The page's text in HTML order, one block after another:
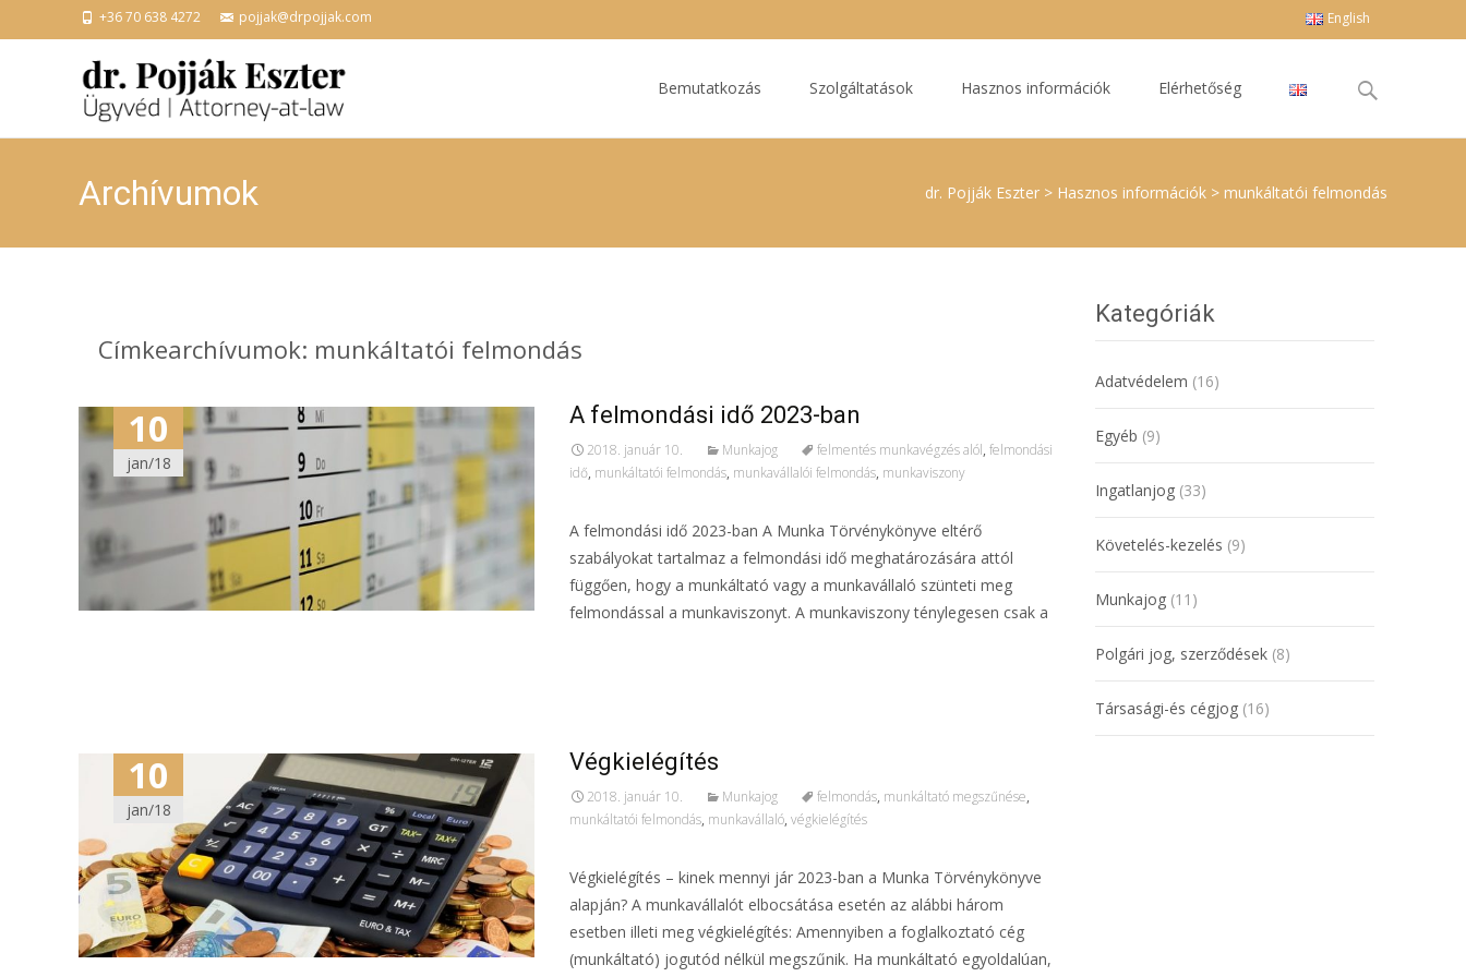
+36 70 638 4272 pojjak@drpojjak.com English
Bemutatkozás Szolgáltatások Hasznos információk Elérhetőség
Keresés
erre:
Archívumok dr. Pojják Eszter > Hasznos információk > munkáltatói felmondás
Címkearchívumok: munkáltatói felmondás
10
jan/18
A felmondási idő 2023-ban
2018. január 10. Munkajog felmentés munkavégzés alól, felmondási
idő, munkáltatói felmondás, munkavállalói felmondás, munkaviszony
A felmondási idő 2023-ban A Munka Törvénykönyve eltérő
szabályokat tartalmaz a felmondási idő meghatározására attól
függően, hogy a munkáltató vagy a munkavállaló szünteti meg
felmondással a munkaviszonyt. A munkaviszony ténylegesen csak a
10
jan/18
Végkielégítés
2018. január 10. Munkajog felmondás, munkáltató megszűnése,
munkáltatói felmondás, munkavállaló, végkielégítés
Végkielégítés – kinek mennyi jár 2023-ban a Munka Törvénykönyve
alapján? A munkavállalót elbocsátása esetén az alábbi három
esetben illeti meg végkielégítés: Amennyiben a foglalkoztató cég
(munkáltató) jogutód nélkül megszűnik. Ha munkáltató egyoldalúan,
Kategóriák
Adatvédelem (16)
Egyéb (9)
Ingatlanjog (33)
Követelés-kezelés (9)
Munkajog (11)
Polgári jog, szerződések (8)
Társasági-és cégjog (16)